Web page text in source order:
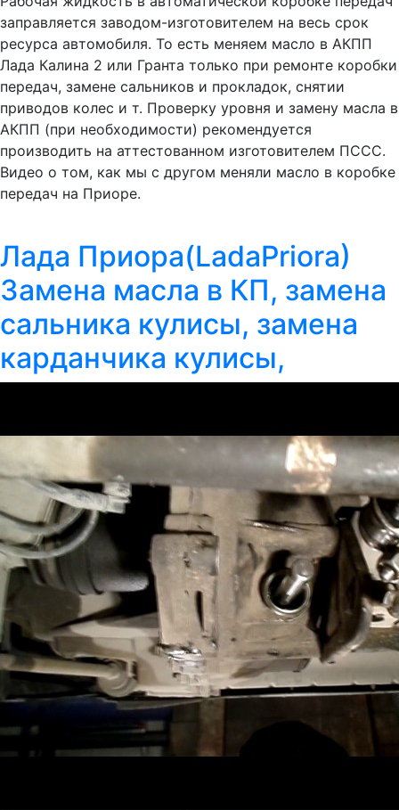
заправляется заводом-изготовителем на весь срок
ресурса автомобиля. То есть меняем масло в АКПП
Лада Калина 2 или Гранта только при ремонте коробки
передач, замене сальников и прокладок, снятии
приводов колес и т. Проверку уровня и замену масла в
АКПП (при необходимости) рекомендуется
производить на аттестованном изготовителем ПССС.
Видео о том, как мы с другом меняли масло в коробке
передач на Приоре.
Лада Приора(LadaPriora)
Замена масла в КП, замена
сальника кулисы, замена
карданчика кулисы,